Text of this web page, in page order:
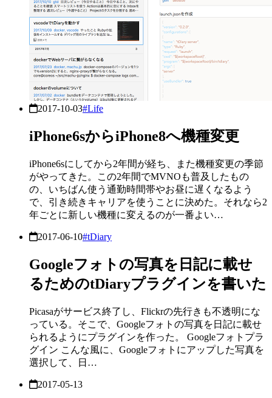
2017-10-03#Life
iPhone6sからiPhone8へ機種変更
iPhone6sにしてから2年間が経ち、また機種変更の季節
がやってきた。この2年間でMVNOも普及したもの
の、いちばん使う通勤時間帯やお昼に遅くなるよう
で、引き続きキャリアを使うことに決めた。それなら2
年ごとに新しい機種に変えるのが一番よい…
2017-06-10#tDiary
Googleフォトの写真を日記に載せ
るためのtDiaryプラグインを書いた
Picasaがサービス終了し、Flickrの先行きも不透明にな
っている。そこで、Googleフォトの写真を日記に載せ
られるようにプラグインを作った。 Googleフォトプラ
グイン こんな風に、Googleフォトにアップした写真を
選択して、日…
2017-05-13